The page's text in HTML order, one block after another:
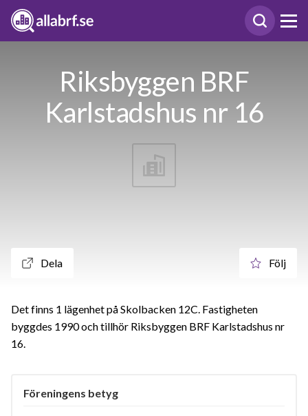
Riksbyggen BRF
Karlstadshus nr 16
Dela Följ
Det finns 1 lägenhet på Skolbacken 12C. Fastigheten
byggdes 1990 och tillhör Riksbyggen BRF Karlstadshus nr
16.
Föreningens betyg